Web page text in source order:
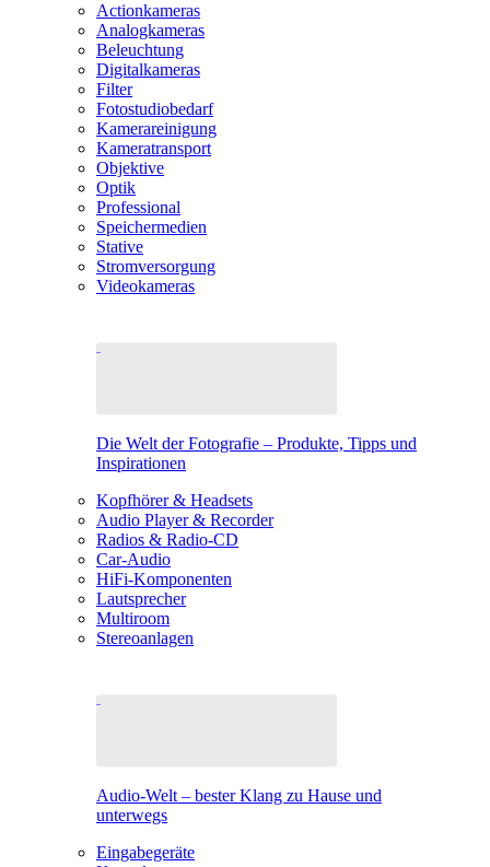
Actionkameras
Analogkameras
Beleuchtung
Digitalkameras
Filter
Fotostudiobedarf
Kamerareinigung
Kameratransport
Objektive
Optik
Professional
Speichermedien
Stative
Stromversorgung
Videokameras
Die Welt der Fotografie – Produkte, Tipps und
Inspirationen
Kopfhörer & Headsets
Audio Player & Recorder
Radios & Radio-CD
Car-Audio
HiFi-Komponenten
Lautsprecher
Multiroom
Stereoanlagen
Audio-Welt – bester Klang zu Hause und
unterwegs
Eingabegeräte